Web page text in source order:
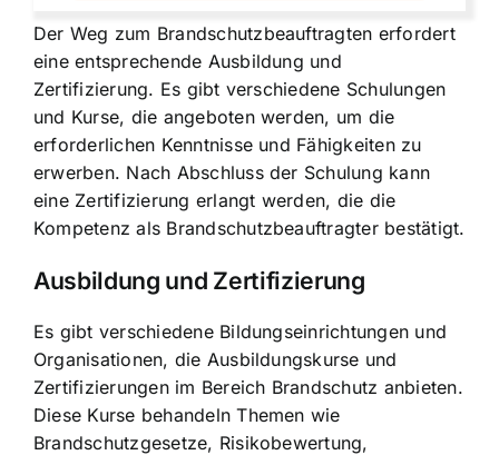
Der Weg zum Brandschutzbeauftragten erfordert
eine entsprechende Ausbildung und
Zertifizierung. Es gibt verschiedene Schulungen
und Kurse, die angeboten werden, um die
erforderlichen Kenntnisse und Fähigkeiten zu
erwerben. Nach Abschluss der Schulung kann
eine Zertifizierung erlangt werden, die die
Kompetenz als Brandschutzbeauftragter bestätigt.
Ausbildung und Zertifizierung
Es gibt verschiedene Bildungseinrichtungen und
Organisationen, die Ausbildungskurse und
Zertifizierungen im Bereich Brandschutz anbieten.
Diese Kurse behandeln Themen wie
Brandschutzgesetze, Risikobewertung,